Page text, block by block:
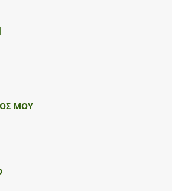
ΜΟΥ